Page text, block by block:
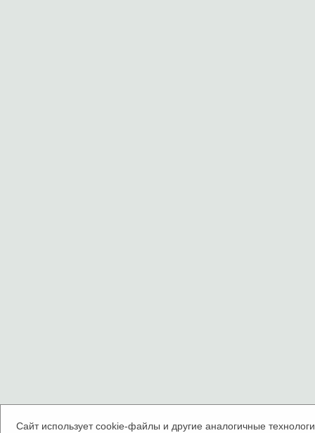
Сайт использует cookie-файлы и другие аналогичные